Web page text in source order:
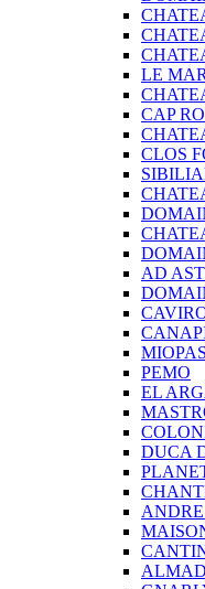
LE
CAP
CLOS
AD
PEMO
EL
DUCA